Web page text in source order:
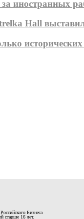
иностранных
Hall
Бизнеса
старше 16 лет.